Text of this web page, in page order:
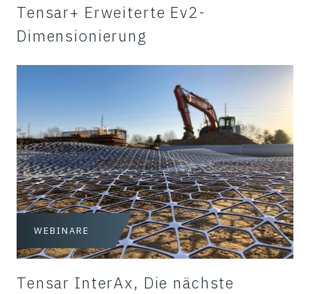
Tensar+ Erweiterte Ev2-
Dimensionierung
WEBINARE
Tensar InterAx, Die nächste